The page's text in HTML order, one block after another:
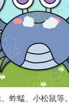
蜢、小松鼠等。